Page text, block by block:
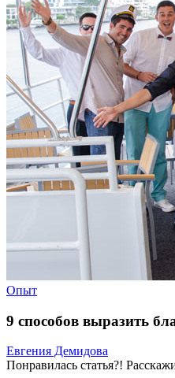
Опыт
9 способов выразить
Евгения Демидова
Понравилась статья?!